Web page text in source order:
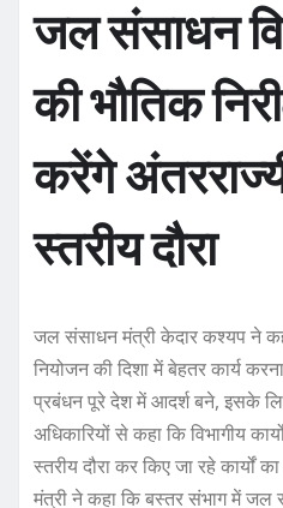
जल संसाधन
की भौतिक
करेंगे
स्तरीय दौरा
जल संसाधन मंत्री केदार कश्यप ने
नियोजन की दिशा में बेहतर कार्य
प्रबंधन पूरे देश में आदर्श बने, इसके
अधिकारियों से कहा कि विभागीय
स्तरीय दौरा कर किए जा रहे कार्यों
मंत्री ने कहा कि बस्तर संभाग में जल